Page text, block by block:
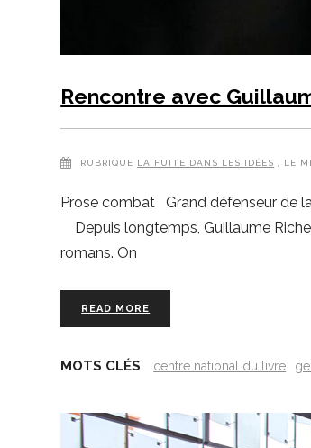
Rencontre avec
RUBRIQUE LA FUITE DANS LES IDÉES , LE
Prose combat Grand défenseur de
Depuis longtemps, Guillaume
romans. On
READ MORE
MOTS CLÉS centre national du livre